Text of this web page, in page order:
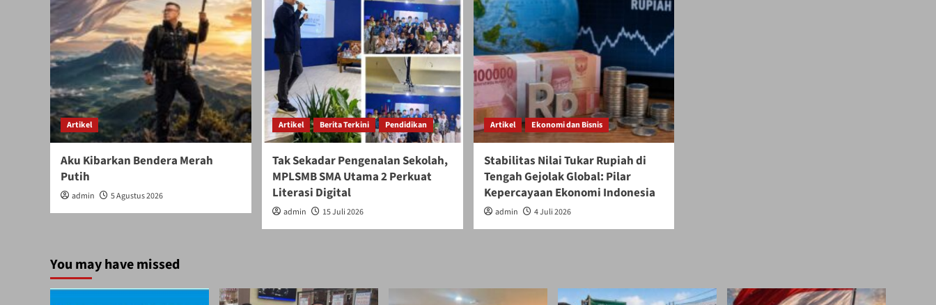
Artikel
Aku Kibarkan Bendera Merah
Putih
admin 5 Agustus 2026
Artikel Berita Terkini Pendidikan
Tak Sekadar Pengenalan Sekolah,
MPLSMB SMA Utama 2 Perkuat
Literasi Digital
admin 15 Juli 2026
Artikel Ekonomi dan Bisnis
Stabilitas Nilai Tukar Rupiah di
Tengah Gejolak Global: Pilar
Kepercayaan Ekonomi Indonesia
admin 4 Juli 2026
You may have missed